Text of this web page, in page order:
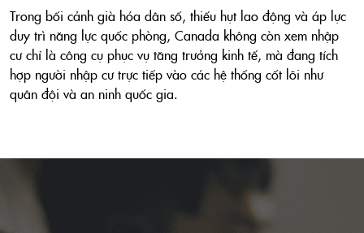
Trong bối cảnh già hóa dân số, thiếu hụt lao động và áp lực
duy trì năng lực quốc phòng, Canada không còn xem nhập
cư chỉ là công cụ phục vụ tăng trưởng kinh tế, mà đang tích
hợp người nhập cư trực tiếp vào các hệ thống cốt lõi như
quân đội và an ninh quốc gia.